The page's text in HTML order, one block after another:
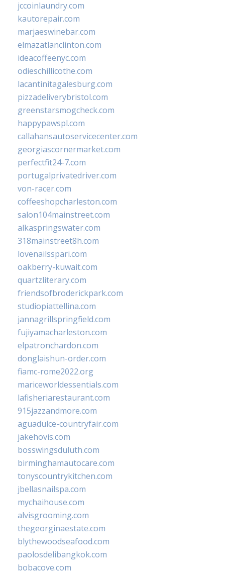
jccoinlaundry.com
kautorepair.com
marjaeswinebar.com
elmazatlanclinton.com
ideacoffeenyc.com
odieschillicothe.com
lacantinitagalesburg.com
pizzadeliverybristol.com
greenstarsmogcheck.com
happypawspl.com
callahansautoservicecenter.com
georgiascornermarket.com
perfectfit24-7.com
portugalprivatedriver.com
von-racer.com
coffeeshopcharleston.com
salon104mainstreet.com
alkaspringswater.com
318mainstreet8h.com
lovenailsspari.com
oakberry-kuwait.com
quartzliterary.com
friendsofbroderickpark.com
studiopiattellina.com
jannagrillspringfield.com
fujiyamacharleston.com
elpatronchardon.com
donglaishun-order.com
fiamc-rome2022.org
mariceworldessentials.com
lafisheriarestaurant.com
915jazzandmore.com
aguadulce-countryfair.com
jakehovis.com
bosswingsduluth.com
birminghamautocare.com
tonyscountrykitchen.com
jbellasnailspa.com
mychaihouse.com
alvisgrooming.com
thegeorginaestate.com
blythewoodseafood.com
paolosdelibangkok.com
bobacove.com